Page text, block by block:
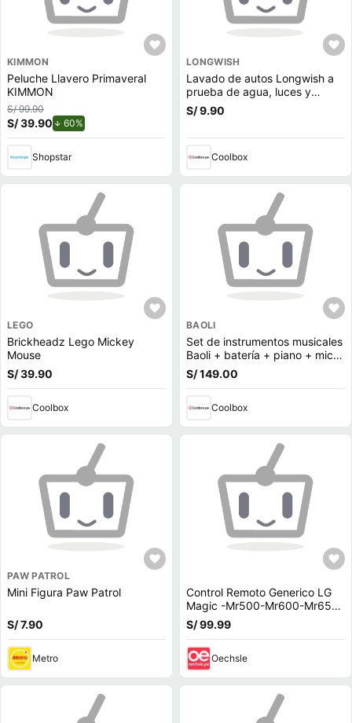
KIMMON
Peluche Llavero Primaveral
KIMMON
S/ 99.90
S/ 39.90 60%
Shopstar
LONGWISH
Lavado de autos Longwish a
prueba de agua, luces y
música
S/ 9.90
Coolbox
LEGO
Brickheadz Lego Mickey
Mouse
S/ 39.90
Coolbox
BAOLI
Set de instrumentos musicales
Baoli + batería + piano + micro
3+ multicolor
S/ 149.00
Coolbox
PAW PATROL
Mini Figura Paw Patrol
S/ 7.90
Metro
Control Remoto Generico LG
Magic -Mr500-Mr600-Mr650
Funda Azul
S/ 99.99
Oechsle